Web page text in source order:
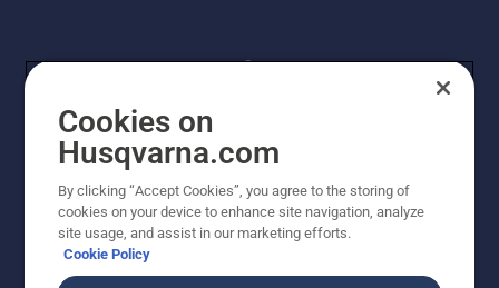
© Husqvarna AB (publ). Kaikki oikeudet pidätetään.
Hinnat ovat suositushintoja. Varaamme oikeudet
hintamuutoksiin, kirjoitus- ja sisältövirheisiin. Sivusto
pyritään pitämään mahdollisimman ajantasaisena ja
Cookies on
Husqvarna.com
By clicking “Accept Cookies”, you agree to the storing of
cookies on your device to enhance site navigation, analyze
site usage, and assist in our marketing efforts.
Cookie Policy